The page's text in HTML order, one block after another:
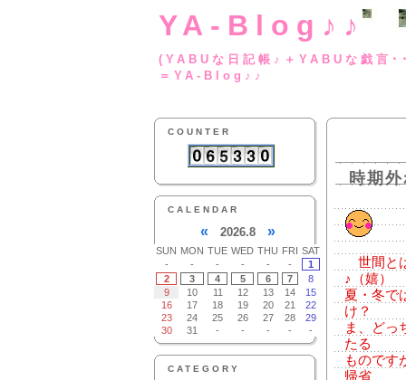
YA-Blog♪♪
(YABUな日記帳♪
＝YA-Blog♪♪
COUNTER
CALENDAR
« 2026.8 »
SUN MON TUE WED THU FRI SAT
-
- - - - -
1
2
3 4 5 6 7
8
9
10 11 12 13 14
15
16
17 18 19 20 21
22
23
24 25 26 27 28
29
30
31 - - - - -
CATEGORY
時期
世間と
♪（嬉）
夏・冬で
け？
ま、どっ
たる
ものです
帰省